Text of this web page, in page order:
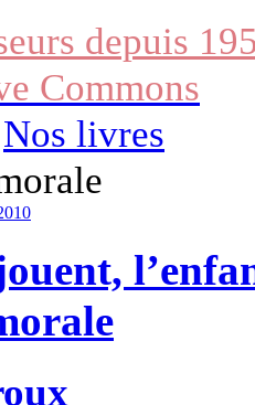
depuis
Commons
Nos livres